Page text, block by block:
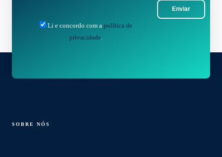
Enviar
Li e concordo com a política de
privacidade.
SOBRE NÓS